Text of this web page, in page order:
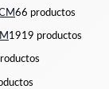
66 productos
1919 productos